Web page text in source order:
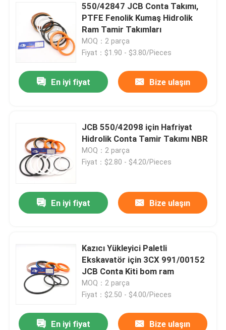
550/42847 JCB Conta Takımı,
PTFE Fenolik Kumaş Hidrolik
Ram Tamir Takımları
MOQ：2 parça
Fiyat：$1.90 - $3.80/Pieces
En iyi fiyat Bize ulaşın
JCB 550/42098 için Hafriyat
Hidrolik Conta Tamir Takımı NBR
MOQ：2 parça
Fiyat：$2.80 - $4.20/Pieces
En iyi fiyat Bize ulaşın
Kazıcı Yükleyici Paletli
Ekskavatör için 3CX 991/00152
JCB Conta Kiti bom ram
MOQ：2 parça
Fiyat：$2.50 - $4.00/Pieces
En iyi fiyat Bize ulaşın